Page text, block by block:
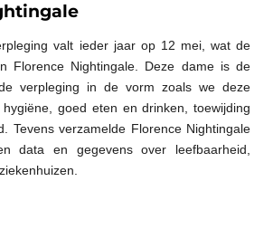
valt ieder jaar op 12 mei, wat de
Florence Nightingale. Deze dame is de
verpleging in de vorm zoals we deze
goed eten en drinken, toewijding
Tevens verzamelde Florence Nightingale
data en gegevens over leefbaarheid,